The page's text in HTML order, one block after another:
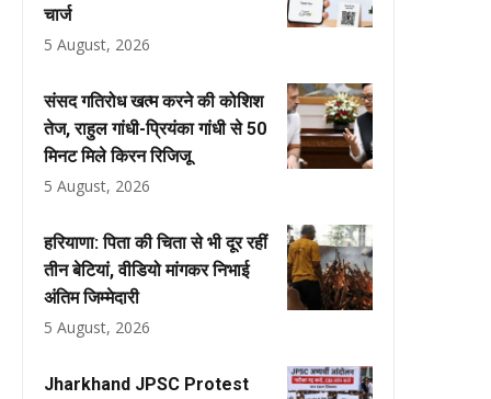
चार्ज
5 August, 2026
संसद गतिरोध खत्म करने की कोशिश
तेज, राहुल गांधी-प्रियंका गांधी से 50
मिनट मिले किरन रिजिजू
5 August, 2026
हरियाणा: पिता की चिता से भी दूर रहीं
तीन बेटियां, वीडियो मांगकर निभाई
अंतिम जिम्मेदारी
5 August, 2026
Jharkhand JPSC Protest